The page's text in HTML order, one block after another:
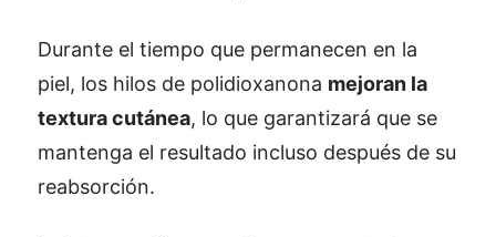
Durante el tiempo que permanecen en la
piel, los hilos de polidioxanona mejoran la
textura cutánea, lo que garantizará que se
mantenga el resultado incluso después de su
reabsorción.